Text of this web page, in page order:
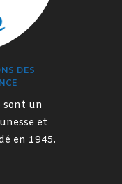
DES
sont un
et
en 1945.